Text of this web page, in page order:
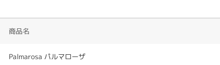
商品名
Palmarosa パルマローザ